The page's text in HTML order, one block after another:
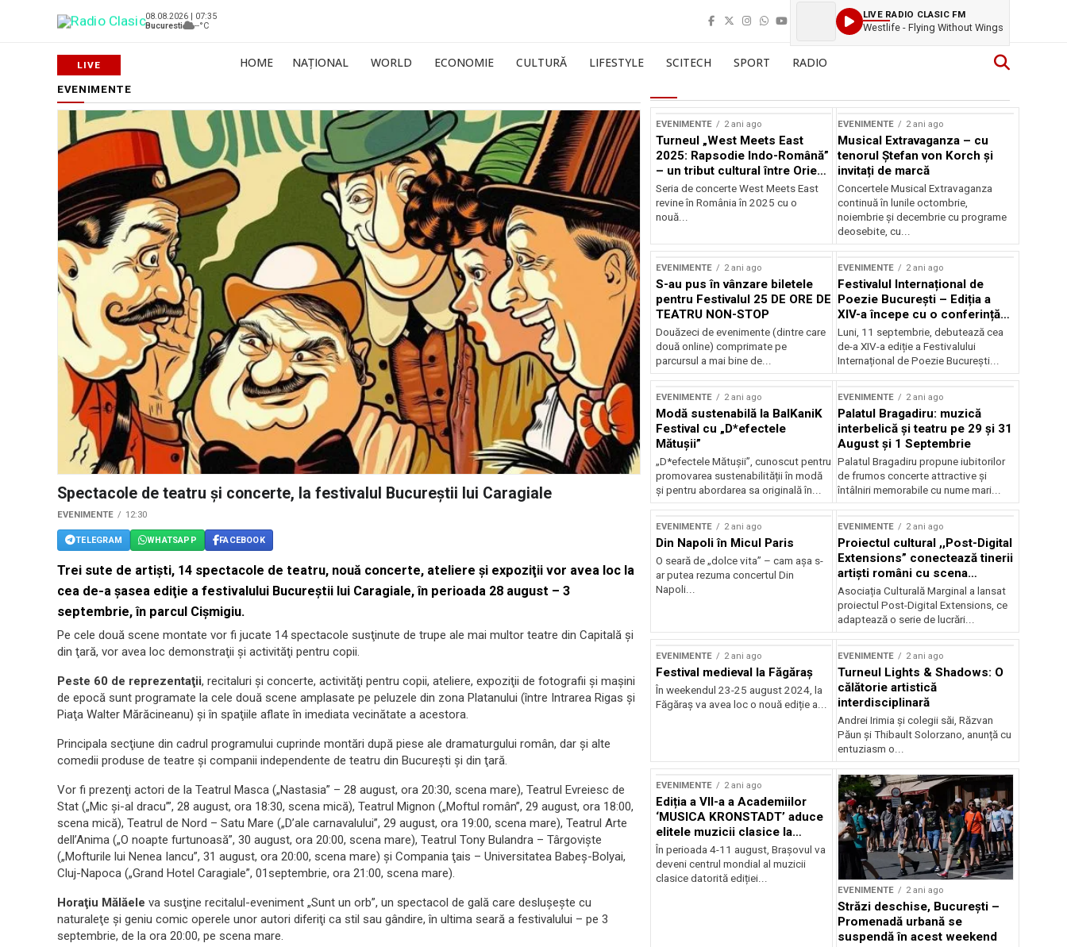
08.08.2026 | 07:35
Bucuresti
--°C
LIVE RADIO CLASIC FM
Westlife - Flying Without Wings
HOME NAȚIONAL WORLD ECONOMIE CULTURĂ LIFESTYLE SCITECH SPORT RADIO
EVENIMENTE
Spectacole de teatru şi concerte, la festivalul Bucureştii lui Caragiale
EVENIMENTE 12:30
TELEGRAM WHATSAPP FACEBOOK
Trei sute de artişti, 14 spectacole de teatru, nouă concerte, ateliere şi expoziţii vor avea loc la
cea de-a şasea ediţie a festivalului Bucureştii lui Caragiale, în perioada 28 august – 3
septembrie, în parcul Cişmigiu.
Pe cele două scene montate vor fi jucate 14 spectacole susţinute de trupe ale mai multor teatre din Capitală şi
din ţară, vor avea loc demonstraţii şi activităţi pentru copii.
Peste 60 de reprezentaţii, recitaluri şi concerte, activităţi pentru copii, ateliere, expoziţii de fotografii şi maşini
de epocă sunt programate la cele două scene amplasate pe peluzele din zona Platanului (între Intrarea Rigas şi
Piaţa Walter Mărăcineanu) şi în spaţiile aflate în imediata vecinătate a acestora.
Principala secţiune din cadrul programului cuprinde montări după piese ale dramaturgului român, dar şi alte
comedii produse de teatre şi companii independente de teatru din Bucureşti şi din ţară.
Vor fi prezenţi actori de la Teatrul Masca („Nastasia” – 28 august, ora 20:30, scena mare), Teatrul Evreiesc de
Stat („Mic şi-al dracu’”, 28 august, ora 18:30, scena mică), Teatrul Mignon („Moftul român”, 29 august, ora 18:00,
scena mică), Teatrul de Nord – Satu Mare („D’ale carnavalului”, 29 august, ora 19:00, scena mare), Teatrul Arte
dell’Anima („O noapte furtunoasă”, 30 august, ora 20:00, scena mare), Teatrul Tony Bulandra – Târgovişte
(„Mofturile lui Nenea Iancu”, 31 august, ora 20:00, scena mare) şi Compania ţais – Universitatea Babeş-Bolyai,
Cluj-Napoca („Grand Hotel Caragiale”, 01septembrie, ora 21:00, scena mare).
Horaţiu Mălăele va susţine recitalul-eveniment „Sunt un orb”, un spectacol de gală care desluşeşte cu
naturaleţe şi geniu comic operele unor autori diferiţi ca stil sau gândire, în ultima seară a festivalului – pe 3
septembrie, de la ora 20:00, pe scena mare.
EVENIMENTE 2 ani ago
Turneul „West Meets East
2025: Rapsodie Indo-Română”
– un tribut cultural între Orient
și Occident
Seria de concerte West Meets East
revine în România în 2025 cu o
nouă...
EVENIMENTE 2 ani ago
Musical Extravaganza – cu
tenorul Ștefan von Korch și
invitați de marcă
Concertele Musical Extravaganza
continuă în lunile octombrie,
noiembrie şi decembrie cu programe
deosebite, cu...
EVENIMENTE 2 ani ago
S-au pus în vânzare biletele
pentru Festivalul 25 DE ORE DE
TEATRU NON-STOP
Douăzeci de evenimente (dintre care
două online) comprimate pe
parcursul a mai bine de...
EVENIMENTE 2 ani ago
Festivalul Internațional de
Poezie București – Ediția a
XIV-a începe cu o conferință
despre limba română
susținută de Marco Lucchesi
Luni, 11 septembrie, debutează cea
de-a XIV-a ediție a Festivalului
Internațional de Poezie București...
EVENIMENTE 2 ani ago
Modă sustenabilă la BalKaniK
Festival cu „D*efectele
Mătușii”
„D*efectele Mătușii”, cunoscut pentru
promovarea sustenabilității în modă
și pentru abordarea sa originală în...
EVENIMENTE 2 ani ago
Palatul Bragadiru: muzică
interbelică şi teatru pe 29 şi 31
August şi 1 Septembrie
Palatul Bragadiru propune iubitorilor
de frumos concerte attractive şi
întâlniri memorabile cu nume mari...
EVENIMENTE 2 ani ago
Din Napoli în Micul Paris
O seară de „dolce vita” – cam așa s-
ar putea rezuma concertul Din
Napoli...
EVENIMENTE 2 ani ago
Proiectul cultural ,,Post-Digital
Extensions” conectează tinerii
artiști români cu scena
internațională
Asociația Culturală Marginal a lansat
proiectul Post-Digital Extensions, ce
adaptează o serie de lucrări...
EVENIMENTE 2 ani ago
Festival medieval la Făgăraș
În weekendul 23-25 august 2024, la
Făgăraș va avea loc o nouă ediție a...
EVENIMENTE 2 ani ago
Turneul Lights & Shadows: O
călătorie artistică
interdisciplinară
Andrei Irimia și colegii săi, Răzvan
Păun și Thibault Solorzano, anunță cu
entuziasm o...
EVENIMENTE 2 ani ago
Ediția a VII-a a Academiilor
‘MUSICA KRONSTADT’ aduce
elitele muzicii clasice la
Brașov
În perioada 4-11 august, Brașovul va
deveni centrul mondial al muzicii
clasice datorită ediției...
EVENIMENTE 2 ani ago
Străzi deschise, București –
Promenadă urbană se
suspendă în acest weekend